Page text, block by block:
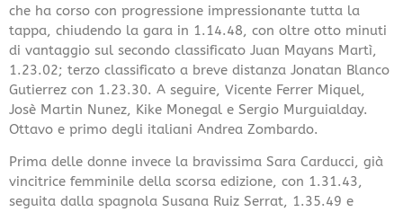
che ha corso con progressione impressionante tutta la
tappa, chiudendo la gara in 1.14.48, con oltre otto minuti
di vantaggio sul secondo classificato Juan Mayans Martì,
1.23.02; terzo classificato a breve distanza Jonatan Blanco
Gutierrez con 1.23.30. A seguire, Vicente Ferrer Miquel,
Josè Martin Nunez, Kike Monegal e Sergio Murguialday.
Ottavo e primo degli italiani Andrea Zombardo.
Prima delle donne invece la bravissima Sara Carducci, già
vincitrice femminile della scorsa edizione, con 1.31.43,
seguita dalla spagnola Susana Ruiz Serrat, 1.35.49 e